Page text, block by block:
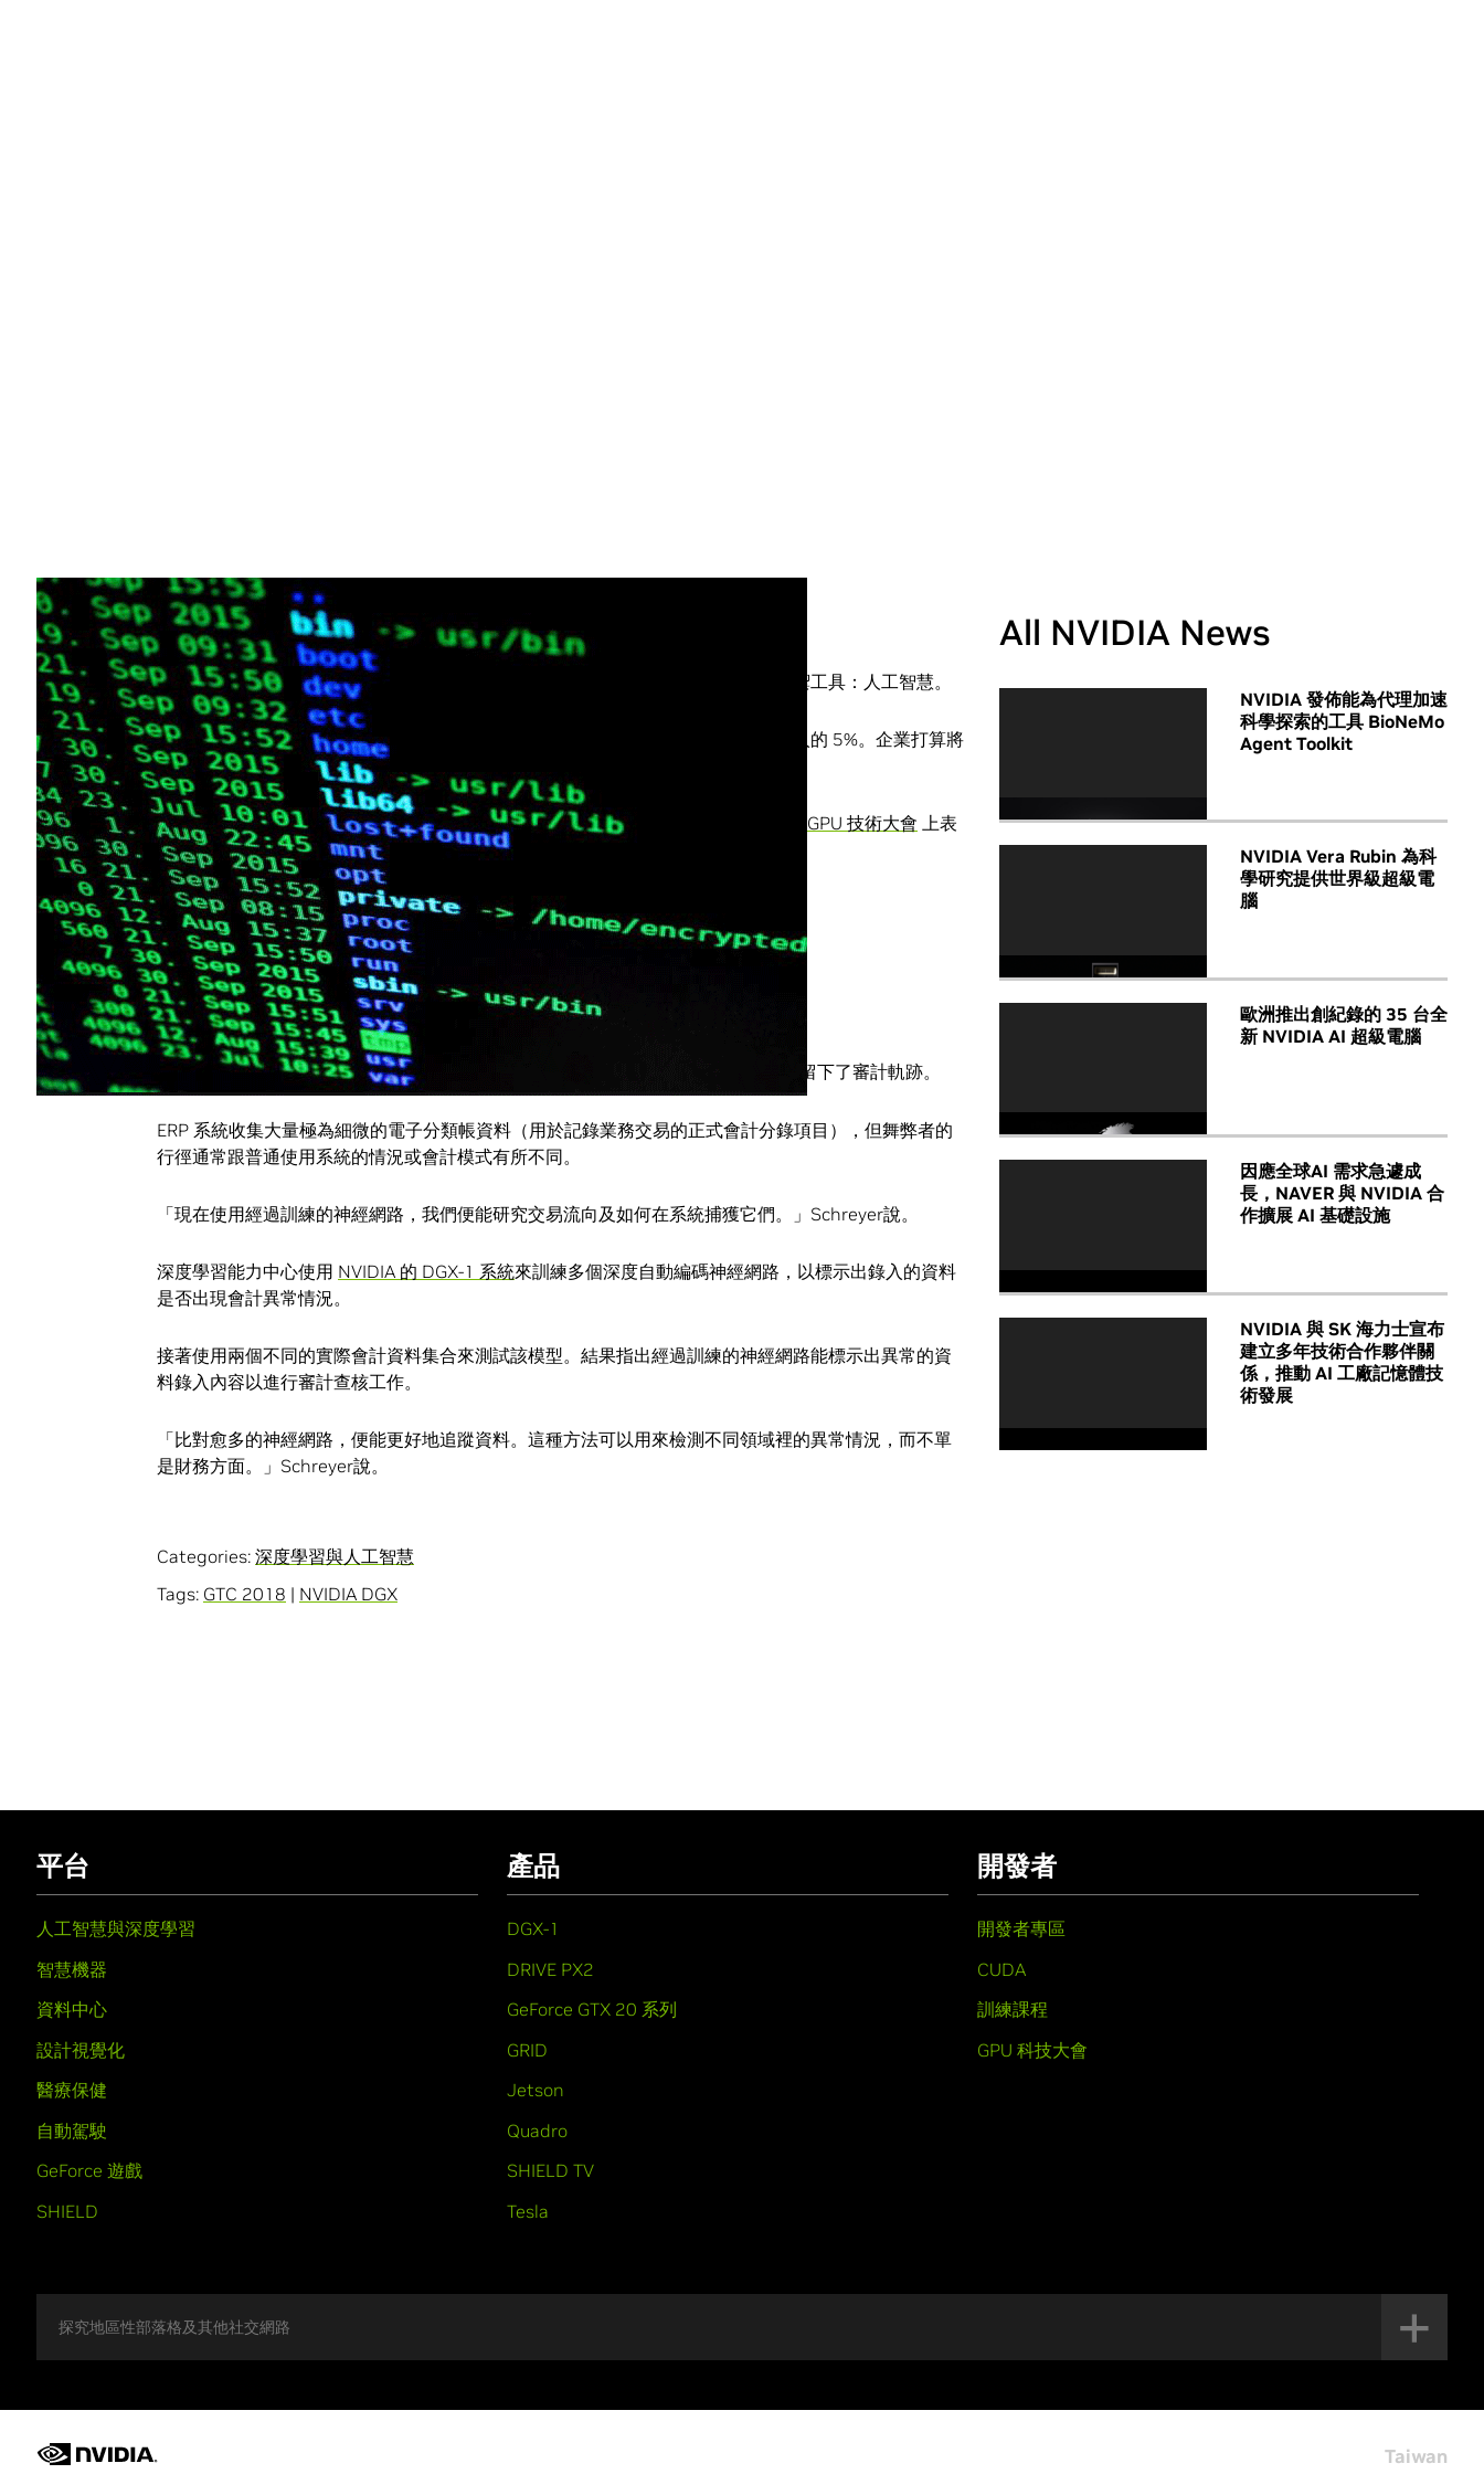
Share
會計方面的舞弊活動早已侵蝕了一些企業的收入，但審計員師正在尋找一種新的防禦工具：人工智慧。
根據美國註冊舞弊檢查師協會的估算，一個典型的組織會因為舞弊一事而損失年收入的 5%。企業打算將
人工智慧用於檢測異常情況，以努力進行止血。
德國人工智慧研究中心深度學習能力中心研究員 Marco Schreyer，在上個月舉行的 GPU 技術大會 上表
示：「組織將從抽絲剝繭的角度去瞭解他們在這個領域能做些什麼。」
Schreyer 的研究專注於檢測異常情況、非監督式深度學習與會計舞弊。
他說，除了收入損失外，金融舞弊對於公司聲譽也會造成不利影響。
數位審計軌跡
Schreyer 表示公司不斷加快將業務流程進行數位化，影響其企業資源規畫軟體，並留下了審計軌跡。
ERP 系統收集大量極為細微的電子分類帳資料（用於記錄業務交易的正式會計分錄項目），但舞弊者的
行徑通常跟普通使用系統的情況或會計模式有所不同。
「現在使用經過訓練的神經網路，我們便能研究交易流向及如何在系統捕獲它們。」Schreyer說。
深度學習能力中心使用 NVIDIA 的 DGX-1 系統來訓練多個深度自動編碼神經網路，以標示出錄入的資料
是否出現會計異常情況。
接著使用兩個不同的實際會計資料集合來測試該模型。結果指出經過訓練的神經網路能標示出異常的資
料錄入內容以進行審計查核工作。
「比對愈多的神經網路，便能更好地追蹤資料。這種方法可以用來檢測不同領域裡的異常情況，而不單
是財務方面。」Schreyer說。
Categories: 深度學習與人工智慧
Tags: GTC 2018 | NVIDIA DGX
All NVIDIA News
NVIDIA 發佈能為代理加速
科學探索的工具 BioNeMo
Agent Toolkit
NVIDIA Vera Rubin 為科
學研究提供世界級超級電
腦
歐洲推出創紀錄的 35 台全
新 NVIDIA AI 超級電腦
因應全球AI 需求急遽成
長，NAVER 與 NVIDIA 合
作擴展 AI 基礎設施
NVIDIA 與 SK 海力士宣布
建立多年技術合作夥伴關
係，推動 AI 工廠記憶體技
術發展
平台
人工智慧與深度學習
智慧機器
資料中心
設計視覺化
醫療保健
自動駕駛
GeForce 遊戲
SHIELD
產品
DGX-1
DRIVE PX2
GeForce GTX 20 系列
GRID
Jetson
Quadro
SHIELD TV
Tesla
開發者
開發者專區
CUDA
訓練課程
GPU 科技大會
探究地區性部落格及其他社交網路
Taiwan